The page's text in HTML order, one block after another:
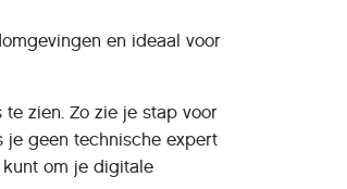
en ideaal voor
zien. Zo zie je stap voor
geen technische expert
om je digitale